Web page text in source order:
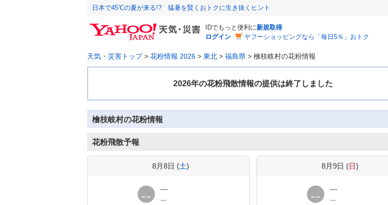
日本で45℃の夏が来る!? 猛暑を賢くおトクに生き抜くヒント
IDでもっと便利に新規取得
ログイン
ヤフーショッピングなら「毎日5％」おトク
天気・災害トップ> 花粉情報 2026 > 東北 > 福島県 > 檜枝岐村の花粉情報
檜枝岐村の花粉情報
花粉飛散予報
8月8日 (土)
---
---
8月9日 (日)
---
---